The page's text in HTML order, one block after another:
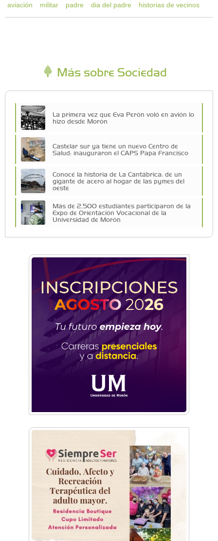
aviación
militar padre dia del padre historias de vecinos
Más sobre Sociedad
La primera vez que Eva Perón voló en avión lo
hizo desde Morón
Castelar sur ya tiene un nuevo Centro de
Salud: inauguraron el CAPS Papa Francisco
Conocé la historia de La Cantábrica: de un
gigante de acero al hogar de las pymes del
oeste
Más de 2.500 estudiantes participaron de la
Expo de Orientación Vocacional de la
Universidad de Morón
De Castelar a Júpiter: Conocé la historia del
vecino que mapeó la luna hacia la que viaja
Castelar Digital
Dr. Omar Battilana: casi cuatro décadas de
odontología en Castelar con una premisa que
no cambió
Emiliano Brancciari inauguró "El Banquito de
Norita", el nuevo ciclo cultural de la Casa
Museo Nora Cortiñas
¡Sí, prometo! Miles de estudiantes de Morón
Empresas, emprendedores y cultura se
reunieron en Expo Morón Se Muestra
Empezá a estudiar en agosto: la Universidad
de Morón abrió las inscripciones para el
segundo cuatrimestre